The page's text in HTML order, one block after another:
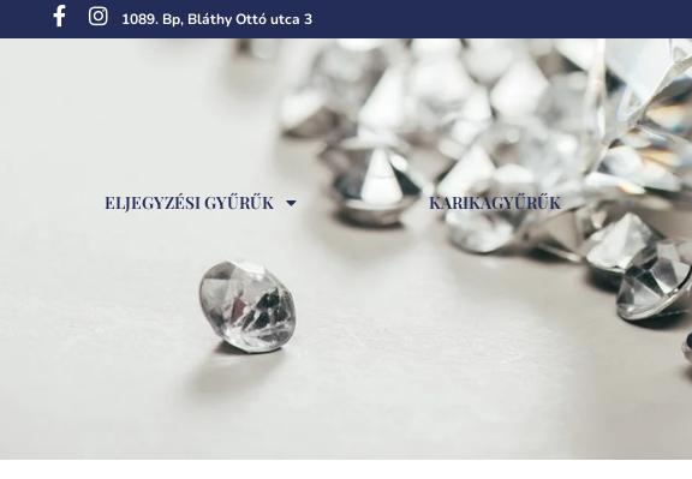
1089. Bp, Bláthy Ottó utca 3
ELJEGYZÉSI GYŰRŰK KARIKAGYŰRŰK